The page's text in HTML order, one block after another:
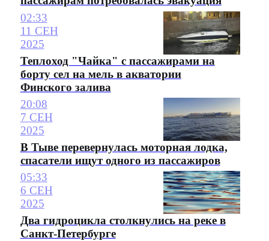
02:33
11 СЕН
2025
Теплоход "Чайка" с пассажирами на
борту сел на мель в акватории
Финского залива
20:08
7 СЕН
2025
В Тыве перевернулась моторная лодка,
спасатели ищут одного из пассажиров
05:33
6 СЕН
2025
Два гидроцикла столкнулись на реке в
Санкт-Петербурге